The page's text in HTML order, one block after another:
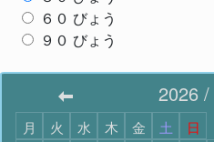
2026 /
月 火 水 木 金 土
日
６０ びょう
９０ びょう
スタート